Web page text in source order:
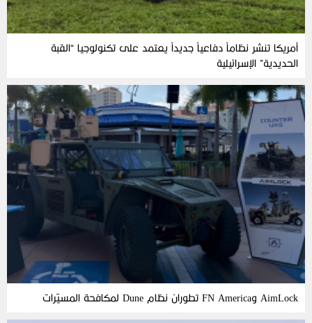
أمريكا تنشر نظاماً دفاعياً جديداً يعتمد على تكنولوجيا “القبة
الحديدية” الإسرائيلية
AimLock وFN America تطوران نظام Dune لمكافحة المسيّرات